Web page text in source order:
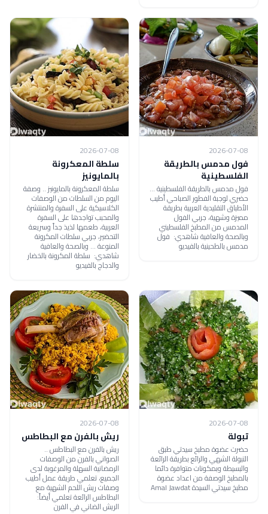
2026-07-08
فول مدمس بالطريقة
الفلسطينية
فول مدمس بالطريقة الفلسطينية ...
حضري لوجبة الفطور الصباحي أطيب
الأطباق التقليدية العربية بطريقة
مميزة وشهية، جربي الفول
المدمس من المطبخ الفلسطيني
وبالصحة والعافية شاهدي: فول
مدمس بالطحينية بالفيديو
2026-07-08
سلطة المعكرونة
بالمايونيز
سلطة المعكرونة بالمايونيز .. وصفة
اليوم من السلطات من الوصفات
الكلاسيكية على السفرة والمنتشرة
والمحبب تواجدها على السفرة
العربية، طعمها لذيذ جداً وسريعة
التحضير، جربي سلطات المكرونة
المنوعة ... وبالصحة والعافية
شاهدي: سلطة المكرونة بالخضار
والدجاج بالفيديو
2026-07-08
تبولة
حضرت عضوة مطبخ سيدتي طبق
التبولة الشهي والرائع بطريقة الرائعة
والبسيطة وبمكونات متوافرة دائما
بالمطبخ الوصفة من اعداد عضوة
مطبخ سيدتي السيدة Amal Jawdat
2026-07-08
ريش بالفرن مع البطاطس
ريش بالفرن مع البطاطس ..
الصواني بالفرن من الوصفات
الرمضانية السهلة والمرغوبة لدى
الجميع، تعلمي طريقة عمل أطيب
وصفات ريش اللحم الشهية مع
البطاطس الرائعة تعلمي أيضاً:
الريش الضاني في الفرن